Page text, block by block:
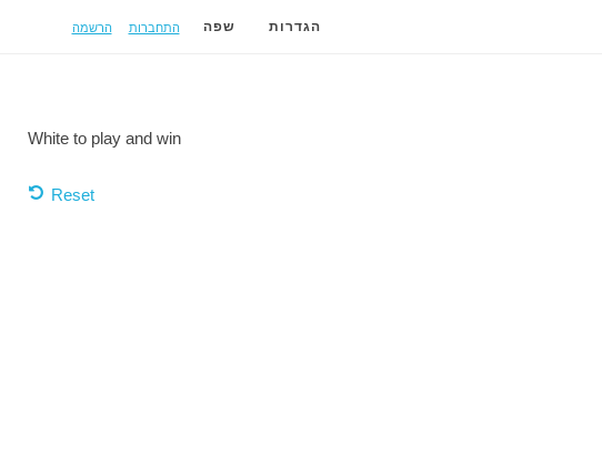
הרשמה התחברות שפה הגדרות
White to play and win
Reset